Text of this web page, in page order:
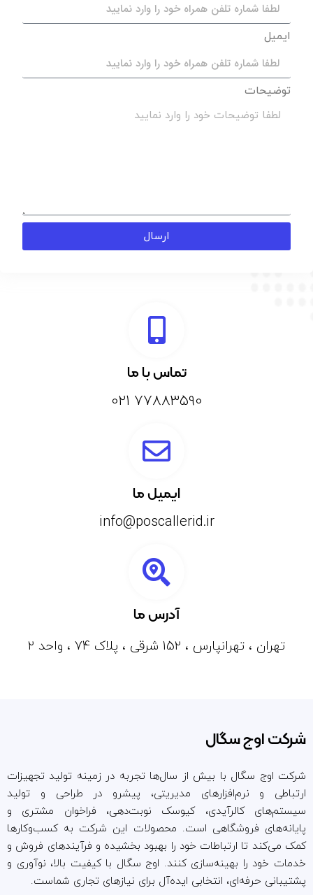
ایمیل
توضیحات
ارسال
تماس با ما
77883590 021
ایمیل ما
info@poscallerid.ir
آدرس ما
تهران ، تهرانپارس ، 152 شرقی ، پلاک 74 ، واحد 2
شرکت اوج سگال
شرکت اوج سگال با بیش از سال‌ها تجربه در زمینه تولید تجهیزات
ارتباطی و نرم‌افزارهای مدیریتی، پیشرو در طراحی و تولید
سیستم‌های کالرآیدی، کیوسک نوبت‌دهی، فراخوان مشتری و
پایانه‌های فروشگاهی است. محصولات این شرکت به کسب‌وکارها
کمک می‌کند تا ارتباطات خود را بهبود بخشیده و فرآیندهای فروش و
خدمات خود را بهینه‌سازی کنند. اوج سگال با کیفیت بالا، نوآوری و
پشتیبانی حرفه‌ای، انتخابی ایده‌آل برای نیازهای تجاری شماست.